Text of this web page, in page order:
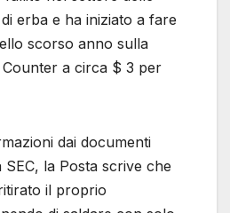
erba e ha iniziato a fare
scorso anno sulla
a circa $ 3 per
dai documenti
la Posta scrive che
il proprio